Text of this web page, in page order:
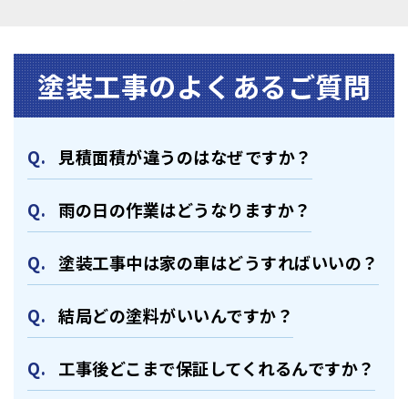
塗装⼯事のよくあるご質問
⾒積⾯積が違うのはなぜですか？
⾬の日の作業はどうなりますか？
塗装⼯事中は家の⾞はどうすればいいの？
結局どの塗料がいいんですか？
⼯事後どこまで保証してくれるんですか？